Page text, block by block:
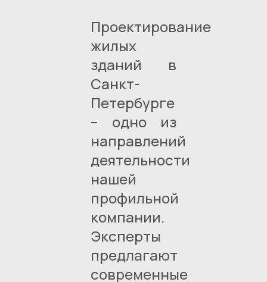
Проектирование
жилых
зданий в
Санкт-
Петербурге
– одно из
направлений
деятельности
нашей
профильной
компании.
Эксперты
предлагают
современные